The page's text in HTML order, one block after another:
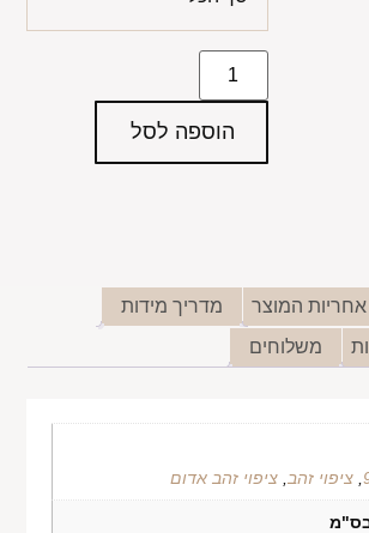
הוספה לסל
אחריות המוצר
מדריך מידות
משלוחים
, ציפוי זהב ציפוי זהב אדום